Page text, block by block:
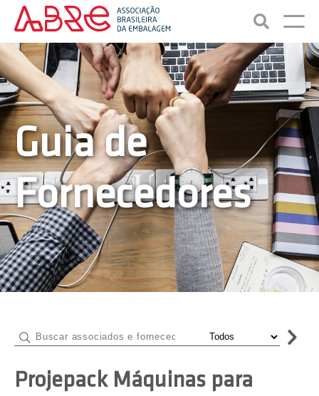
Guia de
Fornecedores
Projepack Máquinas para